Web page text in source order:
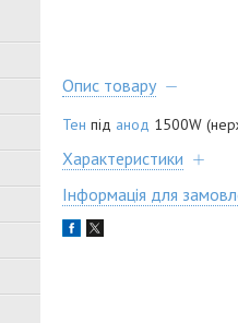
Опис товару
Тен під анод 1500W
Характеристики
Інформація для